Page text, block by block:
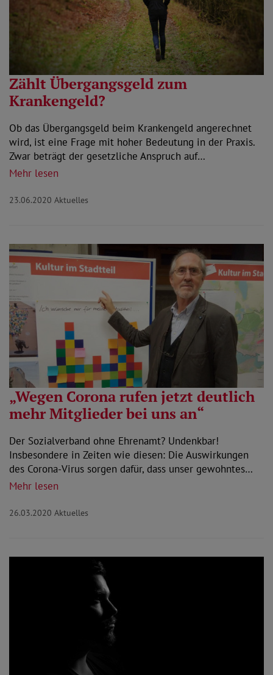
Zählt Übergangsgeld zum
Krankengeld?
Ob das Übergangsgeld beim Krankengeld angerechnet
wird, ist eine Frage mit hoher Bedeutung in der Praxis.
Zwar beträgt der gesetzliche Anspruch auf…
Mehr lesen
23.06.2020 Aktuelles
„Wegen Corona rufen jetzt deutlich
mehr Mitglieder bei uns an“
Der Sozialverband ohne Ehrenamt? Undenkbar!
Insbesondere in Zeiten wie diesen: Die Auswirkungen
des Corona-Virus sorgen dafür, dass unser gewohntes…
Mehr lesen
26.03.2020 Aktuelles